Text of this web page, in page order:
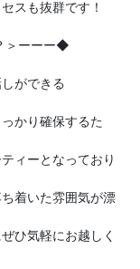
スも抜群です！
＞ーーー◆
ができる
かり確保するた
ィーとなっており
着いた雰囲気が漂
ひ気軽にお越しく